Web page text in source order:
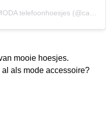
mooie hoesjes.
als mode accessoire?